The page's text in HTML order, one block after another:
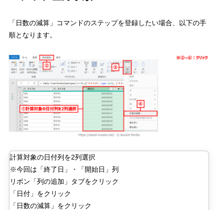
「日数の減算」コマンドのステップを登録したい場合、以下の手
順となります。
計算対象の日付列を2列選択
※今回は「終了日」・「開始日」列
リボン「列の追加」タブをクリック
「日付」をクリック
「日数の減算」をクリック